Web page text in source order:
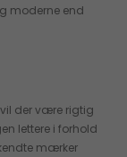
moderne end
der være rigtig
lettere i forhold
mærker